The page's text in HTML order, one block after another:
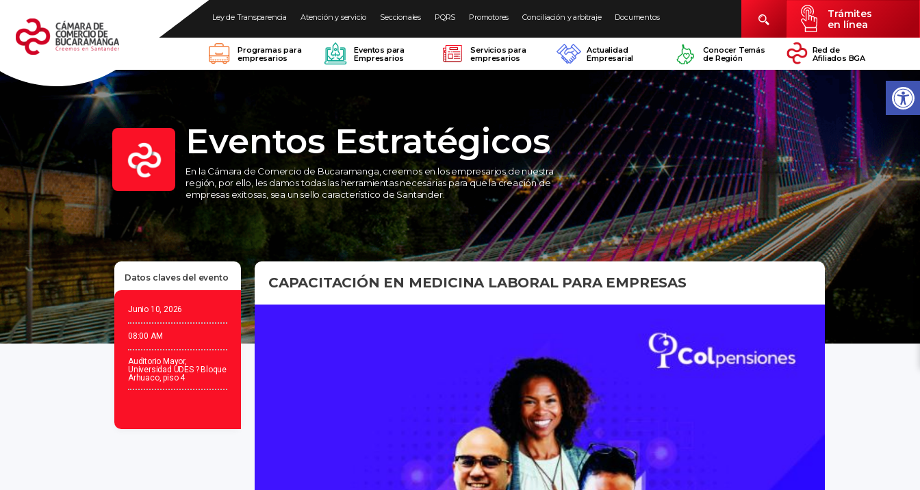
Ley de Transparencia Atención y servicio Seccionales PQRS Promotores Conciliación y arbitraje Documentos
Trámites
en línea
Programas para
empresarios
Eventos para
Empresarios
Servicios para
empresarios
Actualidad
Empresarial
Conocer Temás
de Región
Red de
Afiliados BGA
Eventos Estratégicos
En la Cámara de Comercio de Bucaramanga, creemos en los empresarios de nuestra
región, por ello, les damos todas las herramientas necesarias para que la creación de
empresas exitosas, sea un sello característico de Santander.
Datos claves del evento
Junio 10, 2026
08:00 AM
Auditorio Mayor,
Universidad UDES ? Bloque
Arhuaco, piso 4
CAPACITACIÓN EN MEDICINA LABORAL PARA EMPRESAS